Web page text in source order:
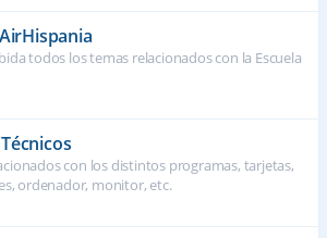
todos los temas relacionados con la Escuela
con los distintos programas, tarjetas,
ordenador, monitor, etc.